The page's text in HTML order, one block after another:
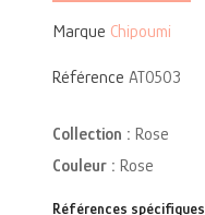
Marque Chipoumi
Référence AT0503
Collection : Rose
Couleur : Rose
Références spécifiques